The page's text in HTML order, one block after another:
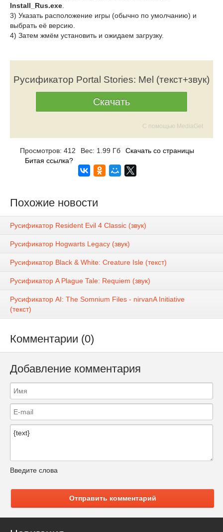
Install_Rus.exe
3) Указать расположение игры (обычно по умолчанию) и
выбрать её версию.
4) Затем жмём установить и ожидаем загрузку.
Русификатор Portal Stories: Mel (текст+звук)
Скачать
С помощью MediaGet
Просмотров: 412 Вес: 1.99 Гб
Скачать со страницы
Битая ссылка?
Похожие новости
Русификатор Resident Evil 4 Classic (звук)
Русификатор Hogwarts Legacy (звук)
Русификатор Black & White: Creature Isle (текст)
Русификатор A Plague Tale: Requiem (звук)
Русификатор AI: The Somnium Files - nirvanA Initiative
(текст)
Комментарии (0)
Добавление комментария
Введите слова
Отправить комментарий